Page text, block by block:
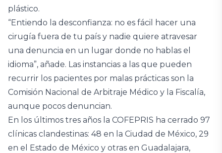
plástico.
“Entiendo la desconfianza: no es fácil hacer una
cirugía fuera de tu país y nadie quiere atravesar
una denuncia en un lugar donde no hablas el
idioma”, añade. Las instancias a las que pueden
recurrir los pacientes por malas prácticas son la
Comisión Nacional de Arbitraje Médico y la Fiscalía,
aunque pocos denuncian.
En los últimos tres años la COFEPRIS ha cerrado 97
clínicas clandestinas: 48 en la Ciudad de México, 29
en el Estado de México y otras en Guadalajara,